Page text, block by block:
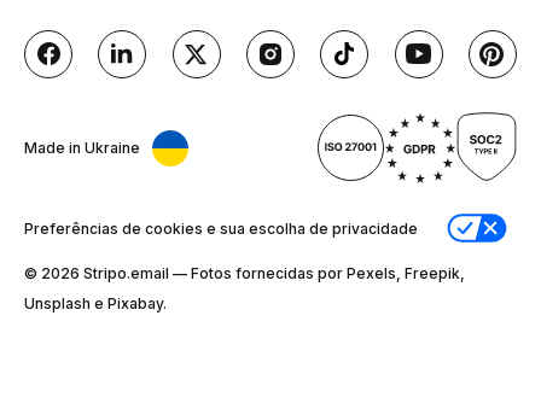
Made in Ukraine
Preferências de cookies e sua escolha de privacidade
© 2026 Stripо.email — Fotos fornecidas por Pexels, Freepik,
Unsplash e Pixabay.